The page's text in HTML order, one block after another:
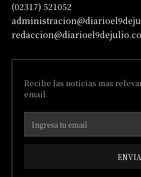
(02317) 521052
Recibe las noticias mas
email.